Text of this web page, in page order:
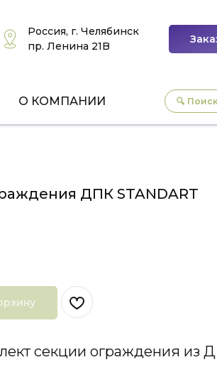
Россия, г. Челябинск
пр. Ленина 21B
О КОМПАНИИ 🔍 Поиск
ДПК STANDART
секции ограждения из